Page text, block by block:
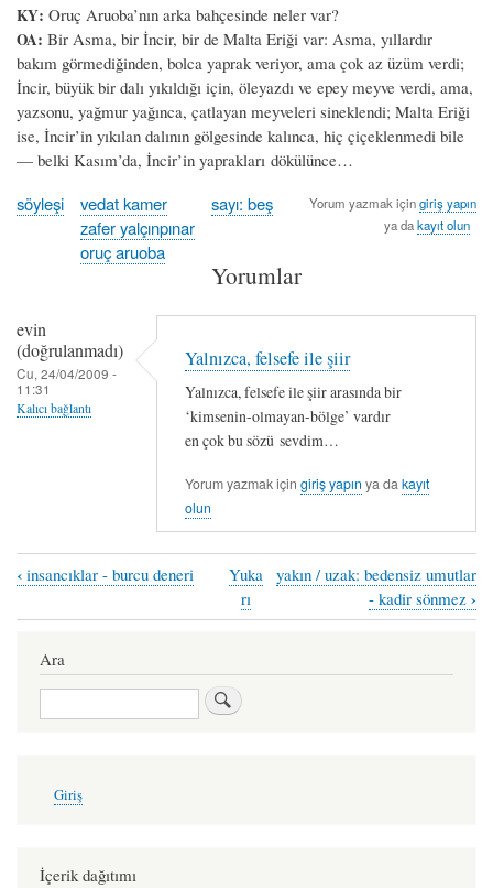
KY: Oruç Aruoba’nın arka bahçesinde neler var?
OA: Bir Asma, bir İncir, bir de Malta Eriği var: Asma, yıllardır
bakım görmediğinden, bolca yaprak veriyor, ama çok az üzüm verdi;
İncir, büyük bir dalı yıkıldığı için, öleyazdı ve epey meyve verdi, ama,
yazsonu, yağmur yağınca, çatlayan meyveleri sineklendi; Malta Eriği
ise, İncir’in yıkılan dalının gölgesinde kalınca, hiç çiçeklenmedi bile
— belki Kasım’da, İncir’in yaprakları dökülünce…
söyleşi
vedat kamer
zafer yalçınpınar
oruç aruoba
sayı: beş Yorum yazmak içingiriş yapın
ya dakayıt olun
Yorumlar
evin
(doğrulanmadı)
Cu, 24/04/2009 -
11:31
Kalıcı bağlantı
Yalnızca, felsefe ile şiir
Yalnızca, felsefe ile şiir arasında bir
‘kimsenin-olmayan-bölge’ vardır
en çok bu sözü sevdim…
Yorum yazmak için giriş yapın ya dakayıt
olun
Book
traversal
links
for
söyleşi:
aruoba
‹ insancıklar - burcu deneri
Yuka
rı
yakın / uzak: bedensiz umutlar
- kadir sönmez ›
Ara
Ara
account
Giriş
İçerik dağıtımı